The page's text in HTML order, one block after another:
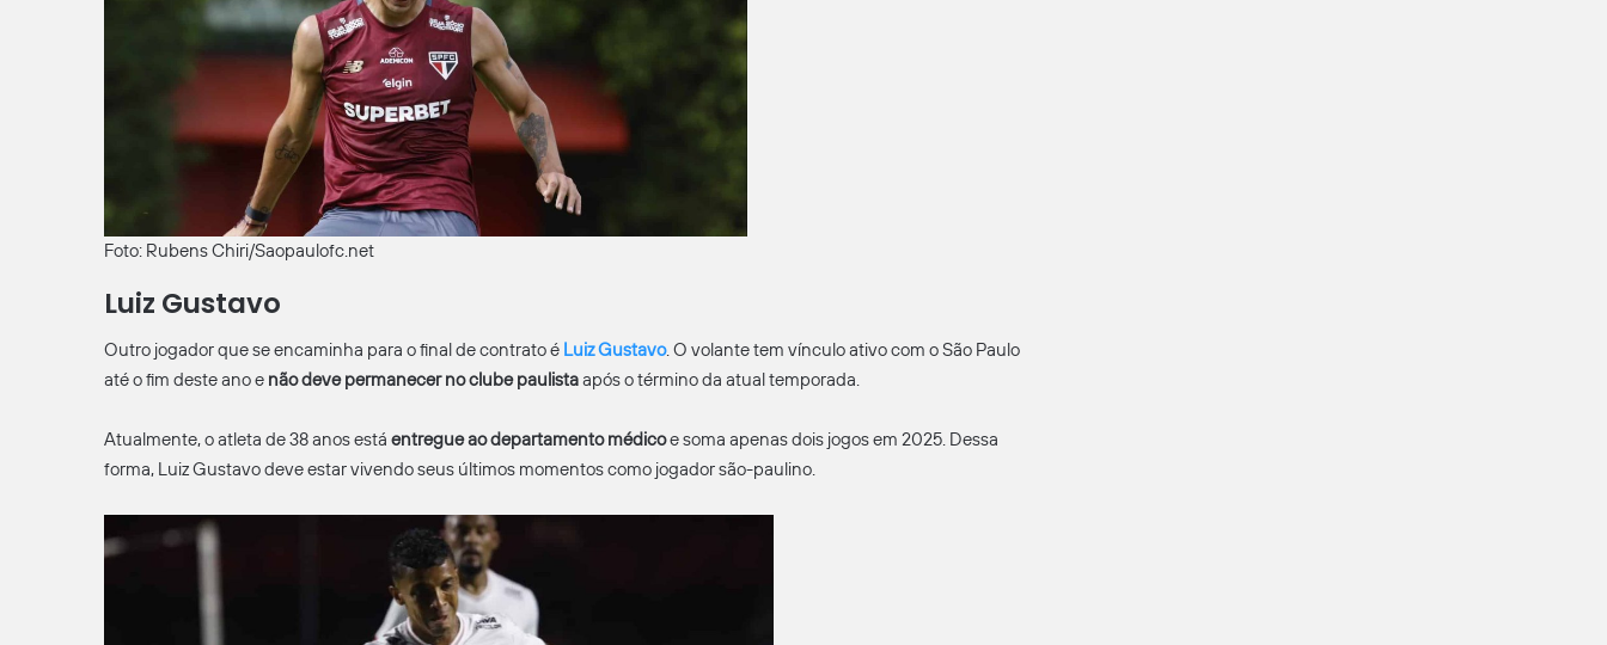
Foto: Rubens Chiri/Saopaulofc.net
Luiz Gustavo
Outro jogador que se encaminha para o final de contrato é Luiz Gustavo. O volante tem vínculo ativo com o São Paulo
até o fim deste ano e não deve permanecer no clube paulistaapós o término da atual temporada.
Atualmente, o atleta de 38 anos está entregue ao departamento médicoe soma apenas dois jogos em 2025. Dessa
forma, Luiz Gustavo deve estar vivendo seus últimos momentos como jogador são-paulino.